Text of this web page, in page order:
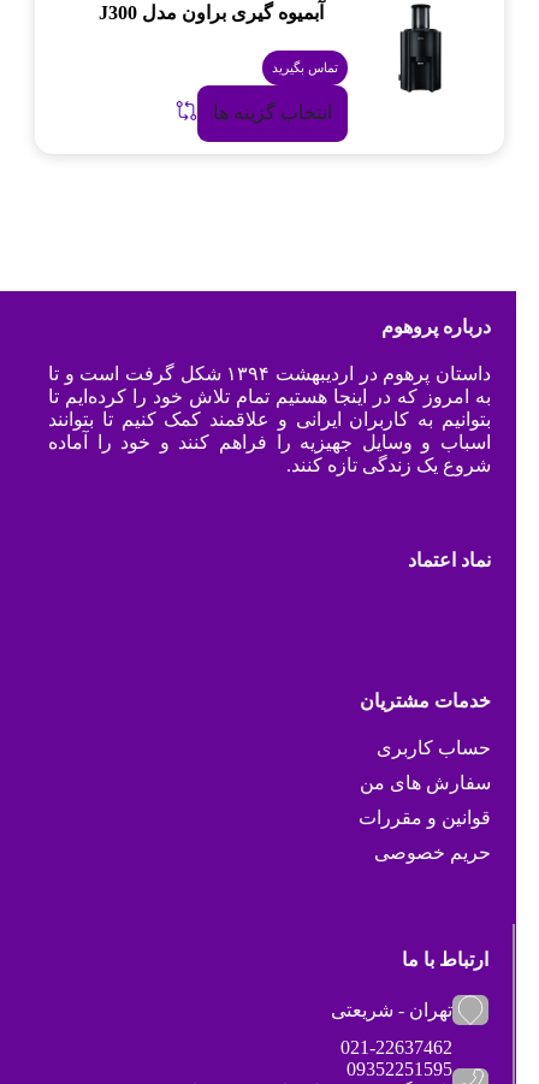
آبمیوه گیری براون مدل J300
تماس بگیرید
انتخاب گزینه ها
درباره پروهوم
داستان پرهوم در اردیبهشت ۱۳۹۴ شکل گرفت است و تا
به امروز که در اینجا هستیم تمام تلاش خود را کرده‌ایم تا
بتوانیم به کاربران ایرانی و علاقمند کمک کنیم تا بتوانند
اسباب و وسایل جهیزیه را فراهم کنند و خود را آماده
شروع یک زندگی تازه کنند.
نماد اعتماد
خدمات مشتریان
حساب کاربری
سفارش های من
قوانین و مقررات
حریم خصوصی
ارتباط با ما
تهران - شریعتی
021-22637462
09352251595